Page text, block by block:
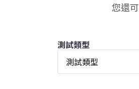
您還
測試類型
測試類型